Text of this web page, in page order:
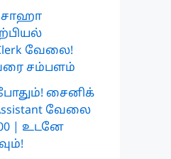
சாஹா
வேலை!
வரை சம்பளம்
போதும்! சைனிக்
வேலை
| உடனே